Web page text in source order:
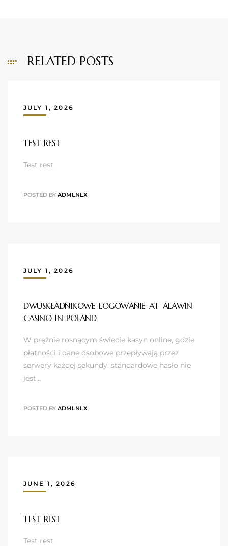
RELATED POSTS
JULY 1, 2026
TEST REST
Test rest
POSTED BY ADMLNLX
JULY 1, 2026
DWUSKŁADNIKOWE LOGOWANIE AT ALAWIN
CASINO IN POLAND
W prężnie rosnącym świecie kasyn online, gdzie
płatności i dane osobowe przepływają przez
serwery każdej sekundy, standardowe hasło nie
jest…
POSTED BY ADMLNLX
JUNE 1, 2026
TEST REST
Test rest